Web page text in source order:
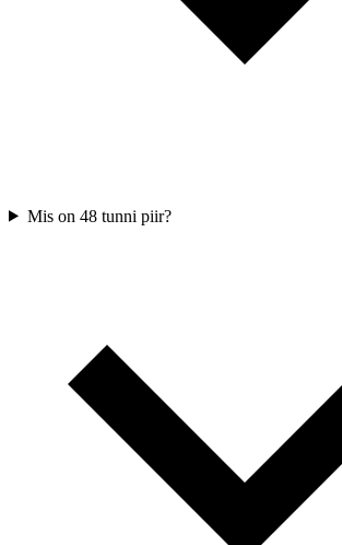
Mis on 48 tunni piir?